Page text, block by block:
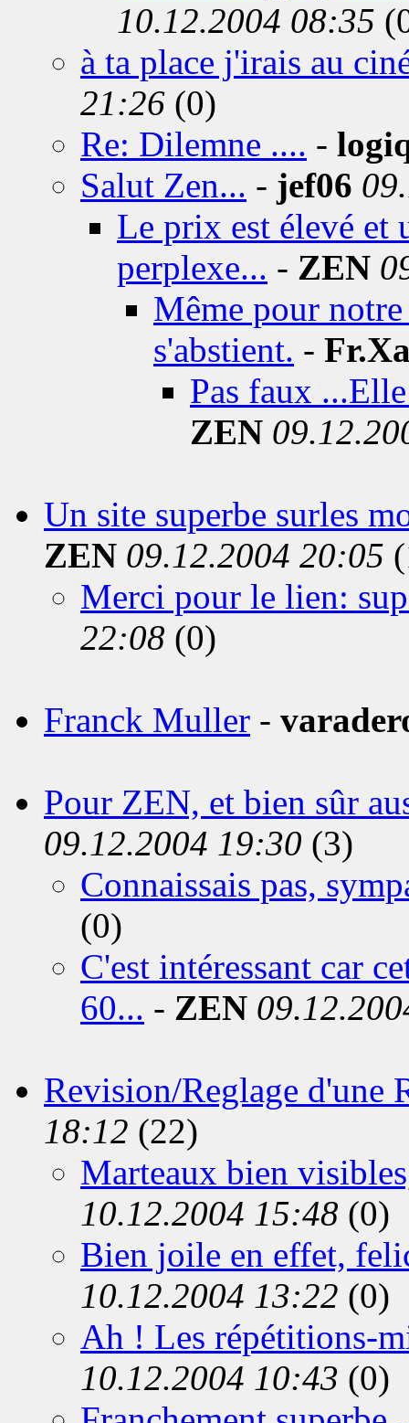
10.12.2004 08:35
à ta place j'irais au
21:26 (0)
Re: Dilemne .... -
Salut Zen... - jef06
Le prix est élevé et
perplexe... - ZEN
Même pour
s'abstient. -
Pas faux
ZEN
Un site superbe surles
ZEN 09.12.2004 20:05
Merci pour le lien:
22:08 (0)
Franck Muller -
Pour ZEN, et bien sûr
09.12.2004 19:30 (3)
Connaissais pas,
(0)
C'est intéressant car
60... - ZEN
Revision/Reglage d'une
18:12 (22)
Marteaux bien
10.12.2004 15:48 (0)
Bien joile en effet,
10.12.2004 13:22 (0)
Ah ! Les répétitions-
10.12.2004 10:43 (0)